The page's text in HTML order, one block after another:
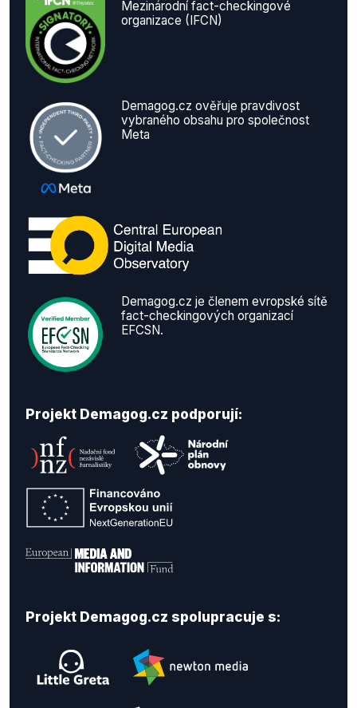
Mezinárodní fact-checkingové
organizace (IFCN)
Demagog.cz ověřuje pravdivost
vybraného obsahu pro společnost
Meta
Demagog.cz je členem evropské sítě
fact-checkingových organizací
EFCSN.
Projekt Demagog.cz podporují:
Projekt Demagog.cz spolupracuje s: